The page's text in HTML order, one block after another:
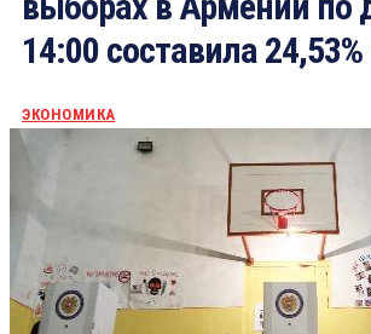
14:00 составила
ЭКОНОМИКА